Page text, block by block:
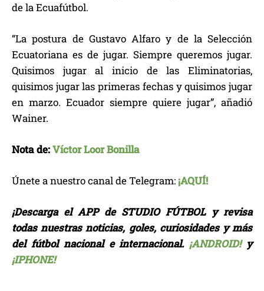
de la Ecuafútbol.
“La postura de Gustavo Alfaro y de la Selección
Ecuatoriana es de jugar. Siempre queremos jugar.
Quisimos jugar al inicio de las Eliminatorias,
quisimos jugar las primeras fechas y quisimos jugar
en marzo. Ecuador siempre quiere jugar”, añadió
Wainer.
Nota de:Víctor Loor Bonilla
Únete a nuestro canal de Telegram: ¡AQUÍ!
¡Descarga el APP de STUDIO FÚTBOL y revisa
todas nuestras noticias, goles, curiosidades y más
del fútbol nacional e internacional. ¡ANDROID!y
¡IPHONE!